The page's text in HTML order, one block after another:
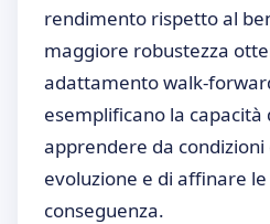
rendimento rispetto al
maggiore robustezza
adattamento walk-
esemplificano la capacità
apprendere da
evoluzione e di affinare
conseguenza.